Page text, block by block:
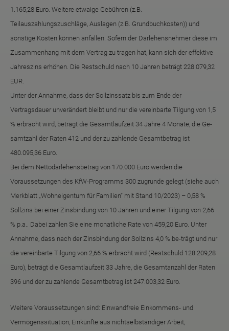
1.165,28 Euro. Weitere etwaige Gebühren (z.B.
Teilauszahlungszuschläge, Auslagen (z.B. Grundbuchkosten)) und
sonstige Kosten können anfallen. Sofern der Darlehensnehmer diese im
Zusammenhang mit dem Vertrag zu tragen hat, kann sich der effektive
Jahreszins erhöhen. Die Restschuld nach 10 Jahren beträgt 228.079,32
EUR.
Unter der Annahme, dass der Sollzinssatz bis zum Ende der
Vertragsdauer unverändert bleibt und nur die vereinbarte Tilgung von 1,5
% erbracht wird, beträgt die Gesamtlaufzeit 34 Jahre 4 Monate, die Ge-
samtzahl der Raten 412 und der zu zahlende Gesamtbetrag ist
480.095,36 Euro.
Bei dem Nettodarlehensbetrag von 170.000 Euro werden die
Voraussetzungen des KfW-Programms 300 zugrunde gelegt (siehe auch
Merkblatt „Wohneigentum für Familien“ mit Stand 10/2023) – 0,58 %
Sollzins bei einer Zinsbindung von 10 Jahren und einer Tilgung von 2,66
% p.a.. Dabei zahlen Sie eine monatliche Rate von 459,20 Euro. Unter
Annahme, dass nach der Zinsbindung der Sollzins 4,0 % be-trägt und nur
die vereinbarte Tilgung von 2,66 % erbracht wird (Restschuld 128.209,28
Euro), beträgt die Gesamtlaufzeit 33 Jahre, die Gesamtanzahl der Raten
396 und der zu zahlende Gesamtbetrag ist 247.003,32 Euro.
Weitere Voraussetzungen sind: Einwandfreie Einkommens- und
Vermögenssituation, Einkünfte aus nichtselbständiger Arbeit,